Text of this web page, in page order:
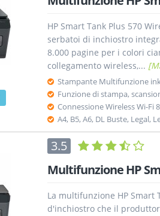
HP Smart Tank Plus 570
serbatoi di inchiostro
8.000 pagine per i colori
collegamento wireless,...
Stampante Multifunzione
Funzione di stampa,
Connessione Wireless Wi-Fi
A4, B5, A6, DL Buste, Legal,
3.5
Multifunzione HP
La multifunzione HP Smart
d'inchiostro che il